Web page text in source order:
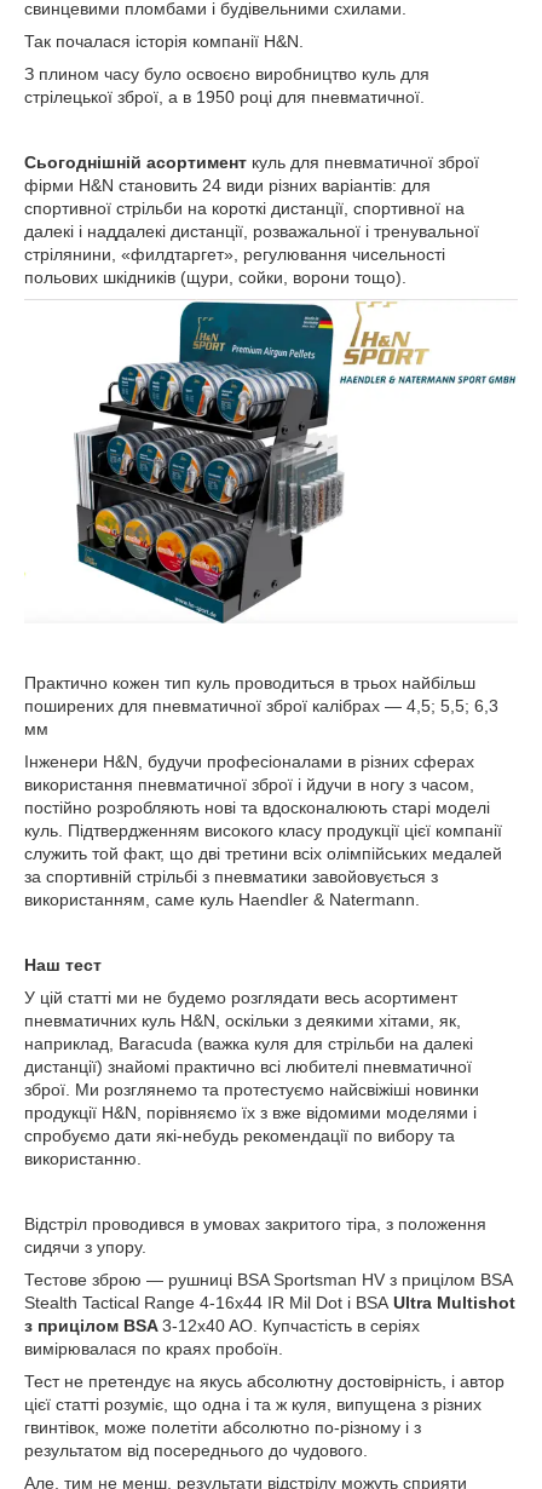
свинцевими пломбами і будівельними схилами.
Так почалася історія компанії H&N.
З плином часу було освоєно виробництво куль для
стрілецької зброї, а в 1950 році для пневматичної.
Сьогоднішній асортимент куль для пневматичної зброї
фірми H&N становить 24 види різних варіантів: для
спортивної стрільби на короткі дистанції, спортивної на
далекі і наддалекі дистанції, розважальної і тренувальної
стрілянини, «филдтаргет», регулювання чисельності
польових шкідників (щури, сойки, ворони тощо).
Практично кожен тип куль проводиться в трьох найбільш
поширених для пневматичної зброї калібрах — 4,5; 5,5; 6,3
мм
Інженери H&N, будучи професіоналами в різних сферах
використання пневматичної зброї і йдучи в ногу з часом,
постійно розробляють нові та вдосконалюють старі моделі
куль. Підтвердженням високого класу продукції цієї компанії
служить той факт, що дві третини всіх олімпійських медалей
за спортивній стрільбі з пневматики завойовується з
використанням, саме куль Haendler & Natermann.
Наш тест
У цій статті ми не будемо розглядати весь асортимент
пневматичних куль H&N, оскільки з деякими хітами, як,
наприклад, Baracuda (важка куля для стрільби на далекі
дистанції) знайомі практично всі любителі пневматичної
зброї. Ми розглянемо та протестуємо найсвіжіші новинки
продукції H&N, порівняємо їх з вже відомими моделями і
спробуємо дати які-небудь рекомендації по вибору та
використанню.
Відстріл проводився в умовах закритого тіра, з положення
сидячи з упору.
Тестове зброю — рушниці BSA Sportsman HV з прицілом BSA
Stealth Tactical Range 4-16х44 IR Mil Dot і BSA Ultra Multishot
з прицілом BSA3-12x40 AO. Купчастість в серіях
вимірювалася по краях пробоїн.
Тест не претендує на якусь абсолютну достовірність, і автор
цієї статті розуміє, що одна і та ж куля, випущена з різних
гвинтівок, може полетіти абсолютно по-різному і з
результатом від посереднього до чудового.
Але, тим не менш, результати відстрілу можуть сприяти